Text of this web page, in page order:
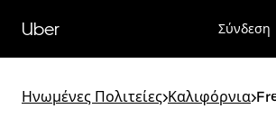
κύριο
περιεχόμενο
Uber Σύνδεση
Ηνωμένες Πολιτείες>Καλιφόρνια>